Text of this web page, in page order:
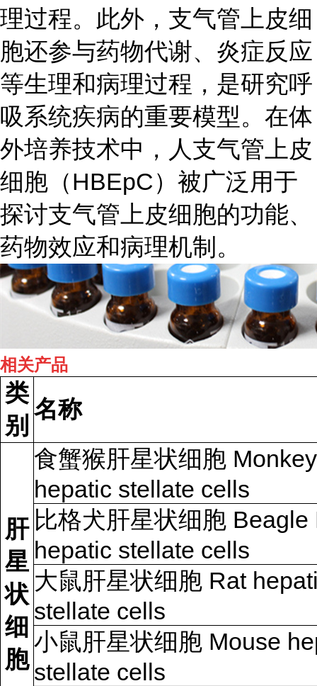
理过程。此外，支气管上皮细
胞还参与药物代谢、炎症反应
等生理和病理过程，是研究呼
吸系统疾病的重要模型。在体
外培养技术中，人支气管上皮
细胞（HBEpC）被广泛用于
探讨支气管上皮细胞的功能、
药物效应和病理机制。
相关产品
类
别
名称
肝
星
状
细
胞
食蟹猴肝星状细胞 Monkey
hepatic stellate cells
比格犬肝星状细胞 Beagle
hepatic stellate cells
大鼠肝星状细胞 Rat
stellate cells
小鼠肝星状细胞 Mouse
stellate cells